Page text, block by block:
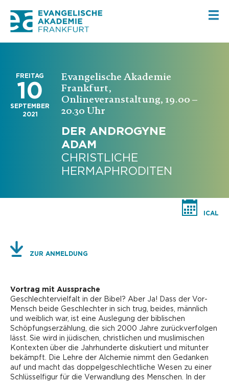
FREITAG
10
SEPTEMBER
2021
Evangelische Akademie
Frankfurt,
Onlineveranstaltung, 19.00 –
20.30 Uhr
DER ANDROGYNE
ADAM
CHRISTLICHE
HERMAPHRODITEN
ICAL
ZUR ANMELDUNG
Vortrag mit Aussprache
Geschlechtervielfalt in der Bibel? Aber Ja! Dass der Vor-
Mensch beide Geschlechter in sich trug, beides, männlich
und weiblich war, ist eine Auslegung der biblischen
Schöpfungserzählung, die sich 2000 Jahre zurückverfolgen
lässt. Sie wird in jüdischen, christlichen und muslimischen
Kontexten über die Jahrhunderte diskutiert und mitunter
bekämpft. Die Lehre der Alchemie nimmt den Gedanken
auf und macht das doppelgeschlechtliche Wesen zu einer
Schlüsselfigur für die Verwandlung des Menschen. In der